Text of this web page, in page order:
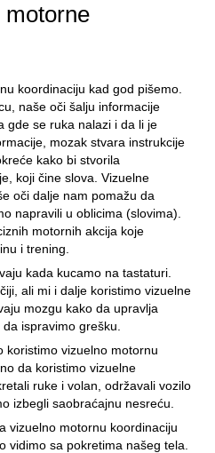
koordinaciju kad god pišemo.
naše oči šalju informacije
gde se ruka nalazi i da li je
mozak stvara instrukcije
kako bi stvorila
koji čine slova. Vizuelne
oči dalje nam pomažu da
napravili u oblicima (slovima).
motornih akcija koje
i trening.
kada kucamo na tastaturi.
ali mi i dalje koristimo vizuelne
mozgu kako da upravlja
ispravimo grešku.
koristimo vizuelno motornu
da koristimo vizuelne
ruke i volan, održavali vozilo
izbegli saobraćajnu nesreću.
vizuelno motornu koordinaciju
vidimo sa pokretima našeg tela.